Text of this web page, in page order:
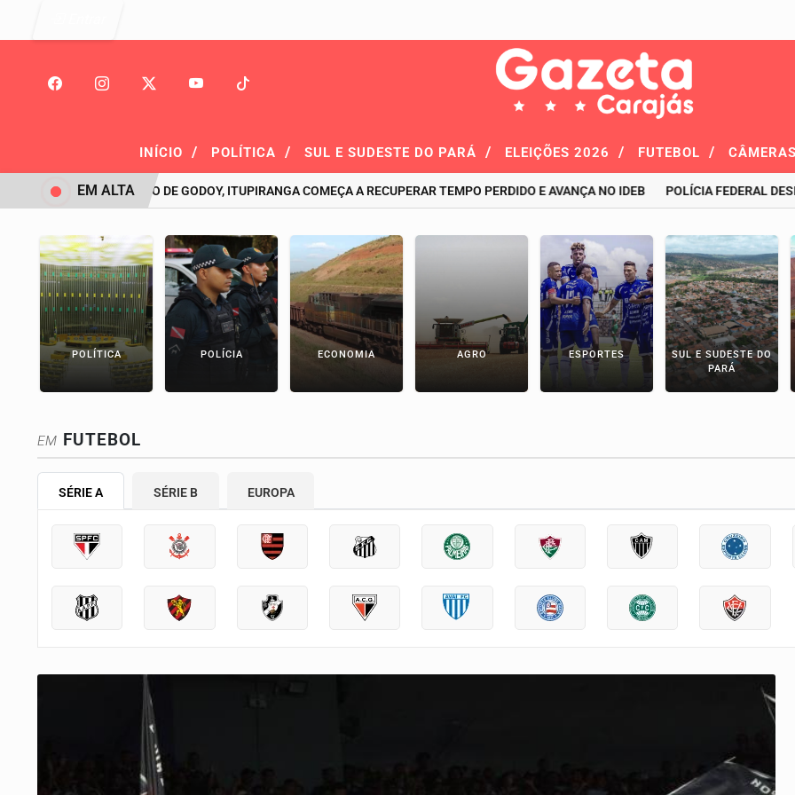
INÍCIO / POLÍTICA / SUL E SUDESTE DO PARÁ / ELEIÇÕES 2026 / FUTEBOL /
SOB COMANDO DE GODOY, ITUPIRANGA COMEÇA A RECUPERAR TEMPO PERDIDO E AVANÇA NO IDEB POLÍCIA FEDERAL
EM ALTA
POLÍTICA POLÍCIA ECONOMIA AGRO ESPORTES
SUL E SUDESTE DO
PARÁ
EM FUTEBOL
SÉRIE A SÉRIE B EUROPA